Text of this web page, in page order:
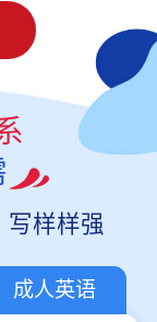
写样样强
成人英语